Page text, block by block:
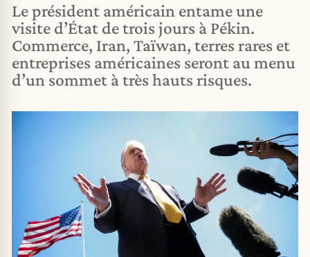
Le président américain entame une
visite d’État de trois jours à Pékin.
Commerce, Iran, Taïwan, terres rares et
entreprises américaines seront au menu
d’un sommet à très hauts risques.